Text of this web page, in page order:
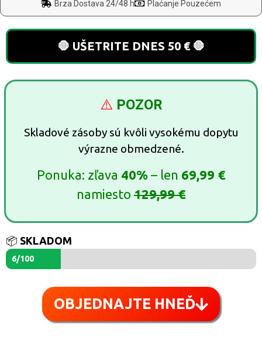
Brza Dostava 24/48 h Plaćanje Pouzećem
🛑 UŠETRITE DNES 50 € 🛑
⚠️ POZOR
Skladové zásoby sú kvôli vysokému dopytu
výrazne obmedzené.
Ponuka: zľava 40% – len 69,99 €
namiesto 129,99 €
📦 SKLADOM
6/100
OBJEDNAJTE HNEĎ